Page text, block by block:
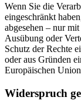
Wenn Sie die
eingeschränkt
abgesehen – nur
Ausübung oder
Schutz der Rechte
oder aus Gründen
Europäischen
Widerspruch